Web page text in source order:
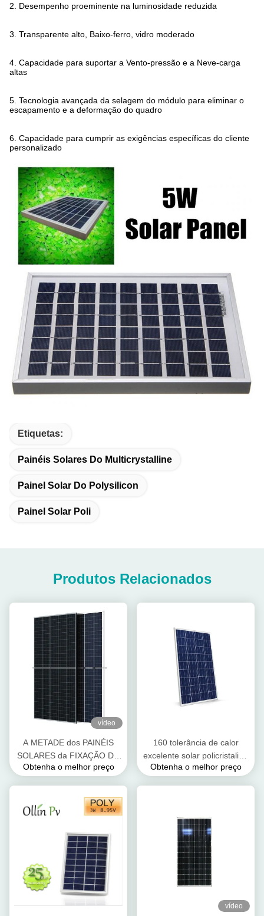
2. Desempenho proeminente na luminosidade reduzida
3. Transparente alto, Baixo-ferro, vidro moderado
4. Capacidade para suportar a Vento-pressão e a Neve-carga
altas
5. Tecnologia avançada da selagem do módulo para eliminar o
escapamento e a deformação do quadro
6. Capacidade para cumprir as exigências específicas do cliente
personalizado
Etiquetas:
Painéis Solares Do Multicrystalline
Painel Solar Do Polysilicon
Painel Solar Poli
Produtos Relacionados
vídeo
A METADE dos PAINÉIS
SOLARES da FIXAÇÃO DO
PREÇO 535 540W 545W
OEM das PILHAS
Obtenha o melhor preço
160 tolerância de calor
excelente solar policristalina
do painel 1480*680*40mm
Obtenha o melhor preço
vídeo